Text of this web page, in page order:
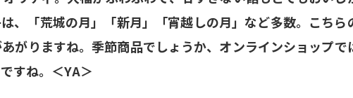
、「荒城の月」「新月」「宵越しの月」など多数。こちら
がりますね。季節商品でしょうか、オンラインショップで
すね。＜YA＞